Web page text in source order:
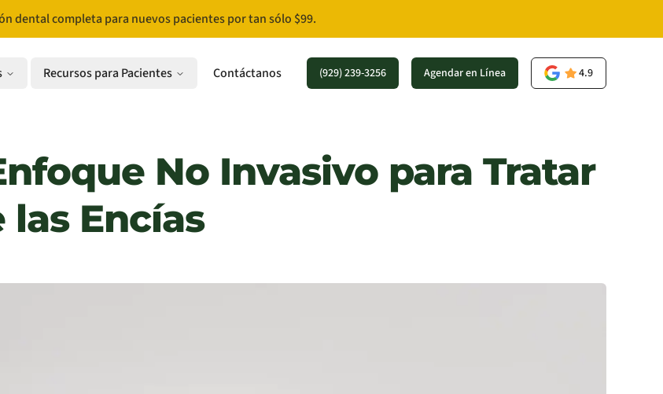
dental completa para nuevos pacientes por tan sólo $99.
Recursos para Pacientes Contáctanos (929) 239-3256 Agendar en Línea 4.9
No Invasivo para Tratar
Encías